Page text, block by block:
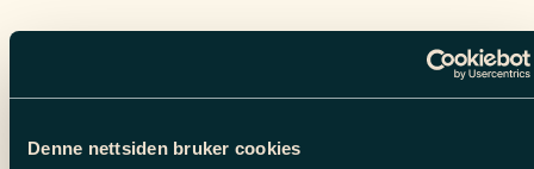
Denne nettsiden bruker cookies
produktet
varianter.
kan